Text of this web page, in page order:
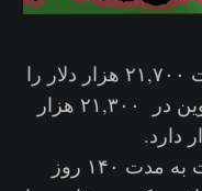
در حال حاضر Realized Price قیمت ۲۱,۷۰۰ هزار دلار را
نشان می‌دهد و قیمت اسپات بیتکوین در ۲۱,۳۰۰ هزار
در فاز خرسی ۲۰۱۸ تا ۲۰۱۹ قیمت به مدت ۱۴۰ روز